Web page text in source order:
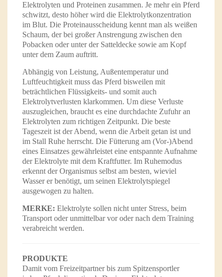
Elektrolyten und Proteinen zusammen. Je mehr ein Pferd
schwitzt, desto höher wird die Elektrolytkonzentration
im Blut. Die Proteinausscheidung kennt man als weißen
Schaum, der bei großer Anstrengung zwischen den
Pobacken oder unter der Satteldecke sowie am Kopf
unter dem Zaum auftritt.
Abhängig von Leistung, Außentemperatur und
Luftfeuchtigkeit muss das Pferd bisweilen mit
beträchtlichen Flüssigkeits- und somit auch
Elektrolytverlusten klarkommen. Um diese Verluste
auszugleichen, braucht es eine durchdachte Zufuhr an
Elektrolyten zum richtigen Zeitpunkt. Die beste
Tageszeit ist der Abend, wenn die Arbeit getan ist und
im Stall Ruhe herrscht. Die Fütterung am (Vor-)Abend
eines Einsatzes gewährleistet eine entspannte Aufnahme
der Elektrolyte mit dem Kraftfutter. Im Ruhemodus
erkennt der Organismus selbst am besten, wieviel
Wasser er benötigt, um seinen Elektrolytspiegel
ausgewogen zu halten.
MERKE: Elektrolyte sollen nicht unter Stress, beim
Transport oder unmittelbar vor oder nach dem Training
verabreicht werden.
PRODUKTE
Damit vom Freizeitpartner bis zum Spitzensportler